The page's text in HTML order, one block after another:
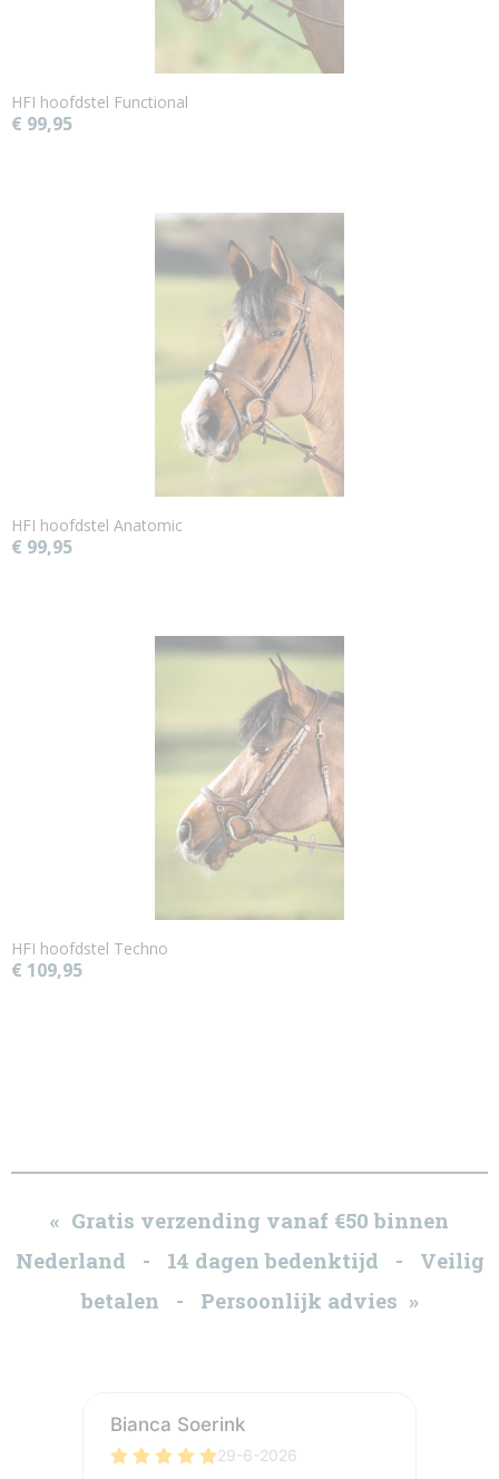
HFI hoofdstel Functional
€ 99,95
HFI hoofdstel Anatomic
€ 99,95
HFI hoofdstel Techno
€ 109,95
« Gratis verzending vanaf €50 binnen
Nederland - 14 dagen bedenktijd - Veilig
betalen - Persoonlijk advies »